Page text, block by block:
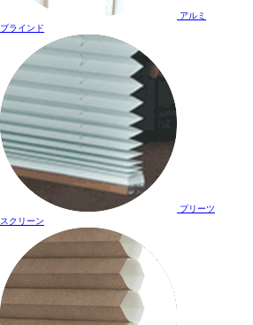
アルミ
ブラインド
プリーツ
スクリーン